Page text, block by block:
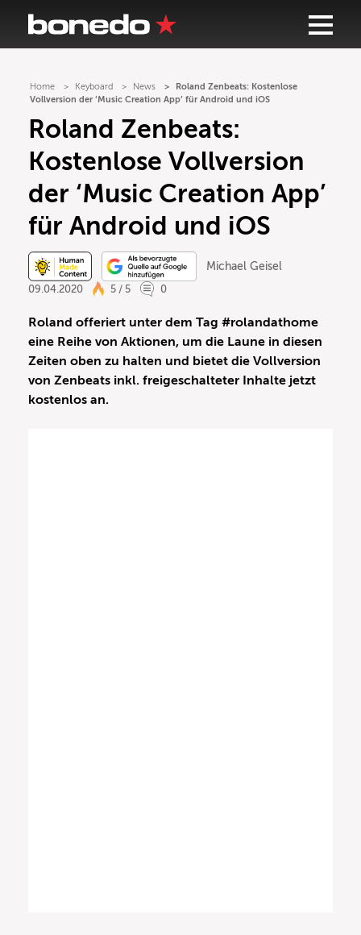
Home Keyboard News
Roland Zenbeats: Kostenlose
Vollversion der ‘Music Creation App’ für Android und iOS
Roland Zenbeats:
Kostenlose Vollversion
der ‘Music Creation App’
für Android und iOS
Michael Geisel
09.04.2020
5 / 5 0
Roland offeriert unter dem Tag #rolandathome
eine Reihe von Aktionen, um die Laune in diesen
Zeiten oben zu halten und bietet die Vollversion
von Zenbeats inkl. freigeschalteter Inhalte jetzt
kostenlos an.